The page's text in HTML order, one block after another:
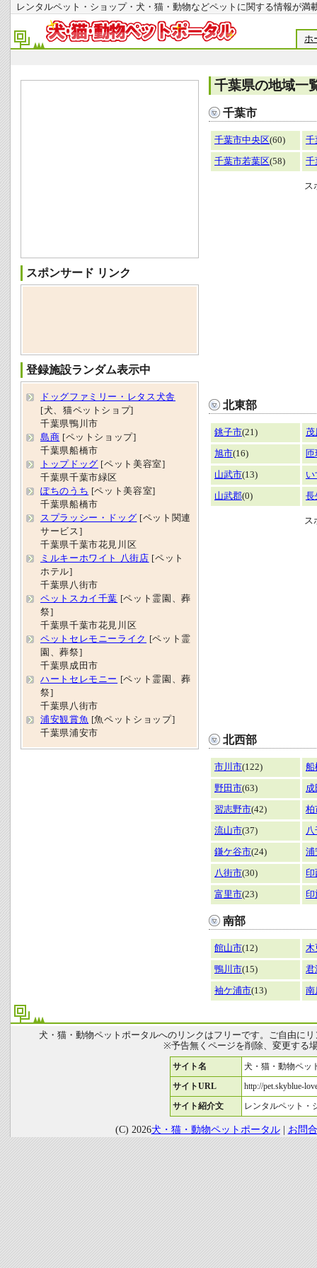
レンタルペット・ショップ・犬・猫・動物などペットに関する情報
ホ
千葉県の地域一
千葉市
千葉市中央区(60) 千
千葉市若葉区(58) 千
ス
北東部
銚子市(21) 茂
旭市(16)
山武市(13) い
山武郡(0) 長
ス
北西部
市川市(122) 船
野田市(63) 成
習志野市(42) 柏
流山市(37) 八
鎌ケ谷市(24) 浦
八街市(30) 印
富里市(23) 印
南部
館山市(12) 木
鴨川市(15) 君
袖ケ浦市(13) 南
スポンサード リンク
登録施設ランダム表示中
ドッグファミリー・レタス犬舎
[犬、猫ペットショプ]
千葉県鴨川市
島商 [ペットショップ]
千葉県船橋市
トップドッグ [ペット美容室]
千葉県千葉市緑区
ぽちのうち [ペット美容室]
千葉県船橋市
スプラッシー・ドッグ [ペット関連
サービス]
千葉県千葉市花見川区
ミルキーホワイト 八街店 [ペット
ホテル]
千葉県八街市
ペットスカイ千葉 [ペット霊園、葬
祭]
千葉県千葉市花見川区
ペットセレモニーライク
[ペット霊
園、葬祭]
千葉県成田市
ハートセレモニー [ペット霊園、葬
祭]
千葉県八街市
浦安観賞魚 [魚ペットショップ]
千葉県浦安市
犬・猫・動物ペットポータルへのリンクはフリーです。ご自由に
※予告無くページを削除、変更する
サイト名 犬・猫・動物ペッ
サイトURL http://pet.skyblue-
サイト紹介文 レンタルペット・
(C) 2026犬・猫・動物ペットポータル| お問